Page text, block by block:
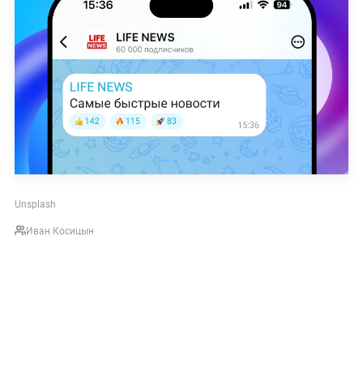
Unsplash
Иван Косицын